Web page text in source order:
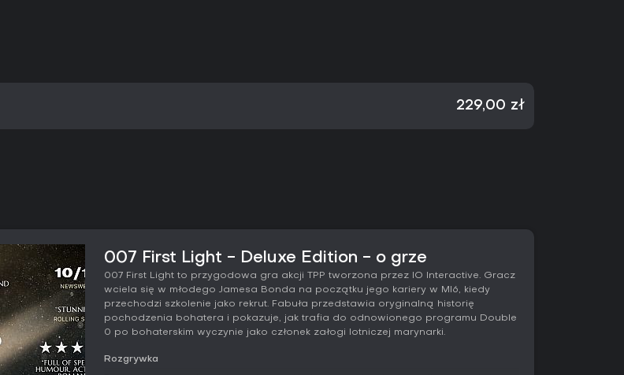
229,00 zł
007 First Light - Deluxe Edition - o grze
007 First Light to przygodowa gra akcji TPP tworzona przez IO Interactive. Gracz
wciela się w młodego Jamesa Bonda na początku jego kariery w MI6, kiedy
przechodzi szkolenie jako rekrut. Fabuła przedstawia oryginalną historię
pochodzenia bohatera i pokazuje, jak trafia do odnowionego programu Double
0 po bohaterskim wyczynie jako członek załogi lotniczej marynarki.
Rozgrywka